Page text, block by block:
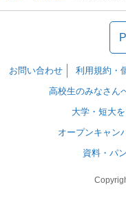
お問い合わせ 利用規約・
高校生のみなさん
大学・短大
オープンキャン
資料・パ